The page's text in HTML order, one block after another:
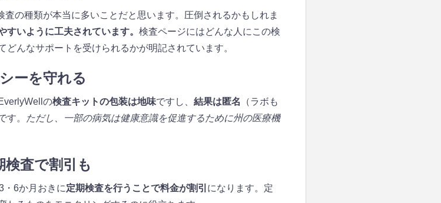
の種類が本当に多いことだと思います。圧倒されるかもしれま
いように工夫されています。 検査ページにはどんな人にこの検
んなサポートを受けられるかが明記されています。
ーを守れる
の検査キットの包装は地味ですし、 結果は匿名 （ラボも
す。
ただし、一部の病気は健康意識を促進するために州の医療機
査で割引も
・6か月おきに定期検査を行うことで料金が割引 になります。定